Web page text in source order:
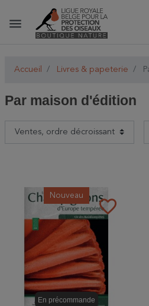
menu
Accueil Livres & papeterie
Par maison d'édition
favorite_border
Nouveau
En précommande